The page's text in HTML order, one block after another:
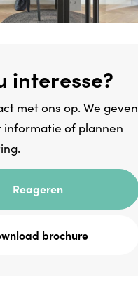
interesse?
met ons op. We geven
of plannen
Reageren
brochure